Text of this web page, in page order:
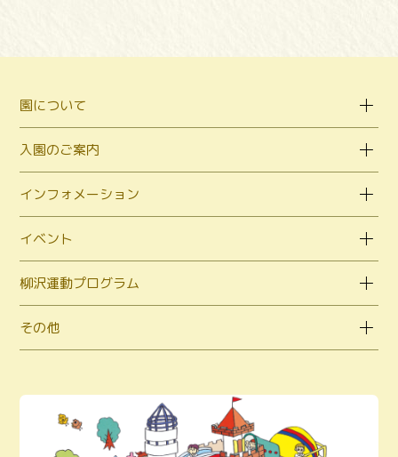
園について
入園のご案内
インフォメーション
イベント
柳沢運動プログラム
その他